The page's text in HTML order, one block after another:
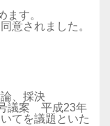
す。
意されました。
、採決
議案 平成23年
てを議題といた